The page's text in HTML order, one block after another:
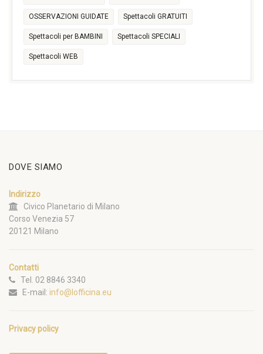
OSSERVAZIONI GUIDATE Spettacoli GRATUITI
Spettacoli per BAMBINI Spettacoli SPECIALI
Spettacoli WEB
DOVE SIAMO
Indirizzo
Civico Planetario di Milano
Corso Venezia 57
20121 Milano
Contatti
Tel. 02 8846 3340
E-mail: info@lofficina.eu
Privacy policy